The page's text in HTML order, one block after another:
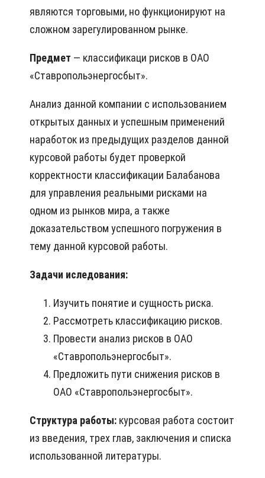
являются торговыми, но функционируют на
сложном зарегулированном рынке.
Предмет — классификаци рисков в ОАО
«Ставропольэнергосбыт».
Анализ данной компании с использованием
открытых данных и успешным применений
наработок из предыдущих разделов данной
курсовой работы будет проверкой
корректности классификации Балабанова
для управления реальными рисками на
одном из рынков мира, а также
доказательством успешного погружения в
тему данной курсовой работы.
Задачи иследования:
Изучить понятие и сущность риска.
Рассмотреть классификацию рисков.
Провести анализ рисков в ОАО
«Ставропольэнергосбыт».
Предложить пути снижения рисков в
ОАО «Ставропольэнергосбыт».
Структура работы: курсовая работа состоит
из введения, трех глав, заключения и списка
использованной литературы.